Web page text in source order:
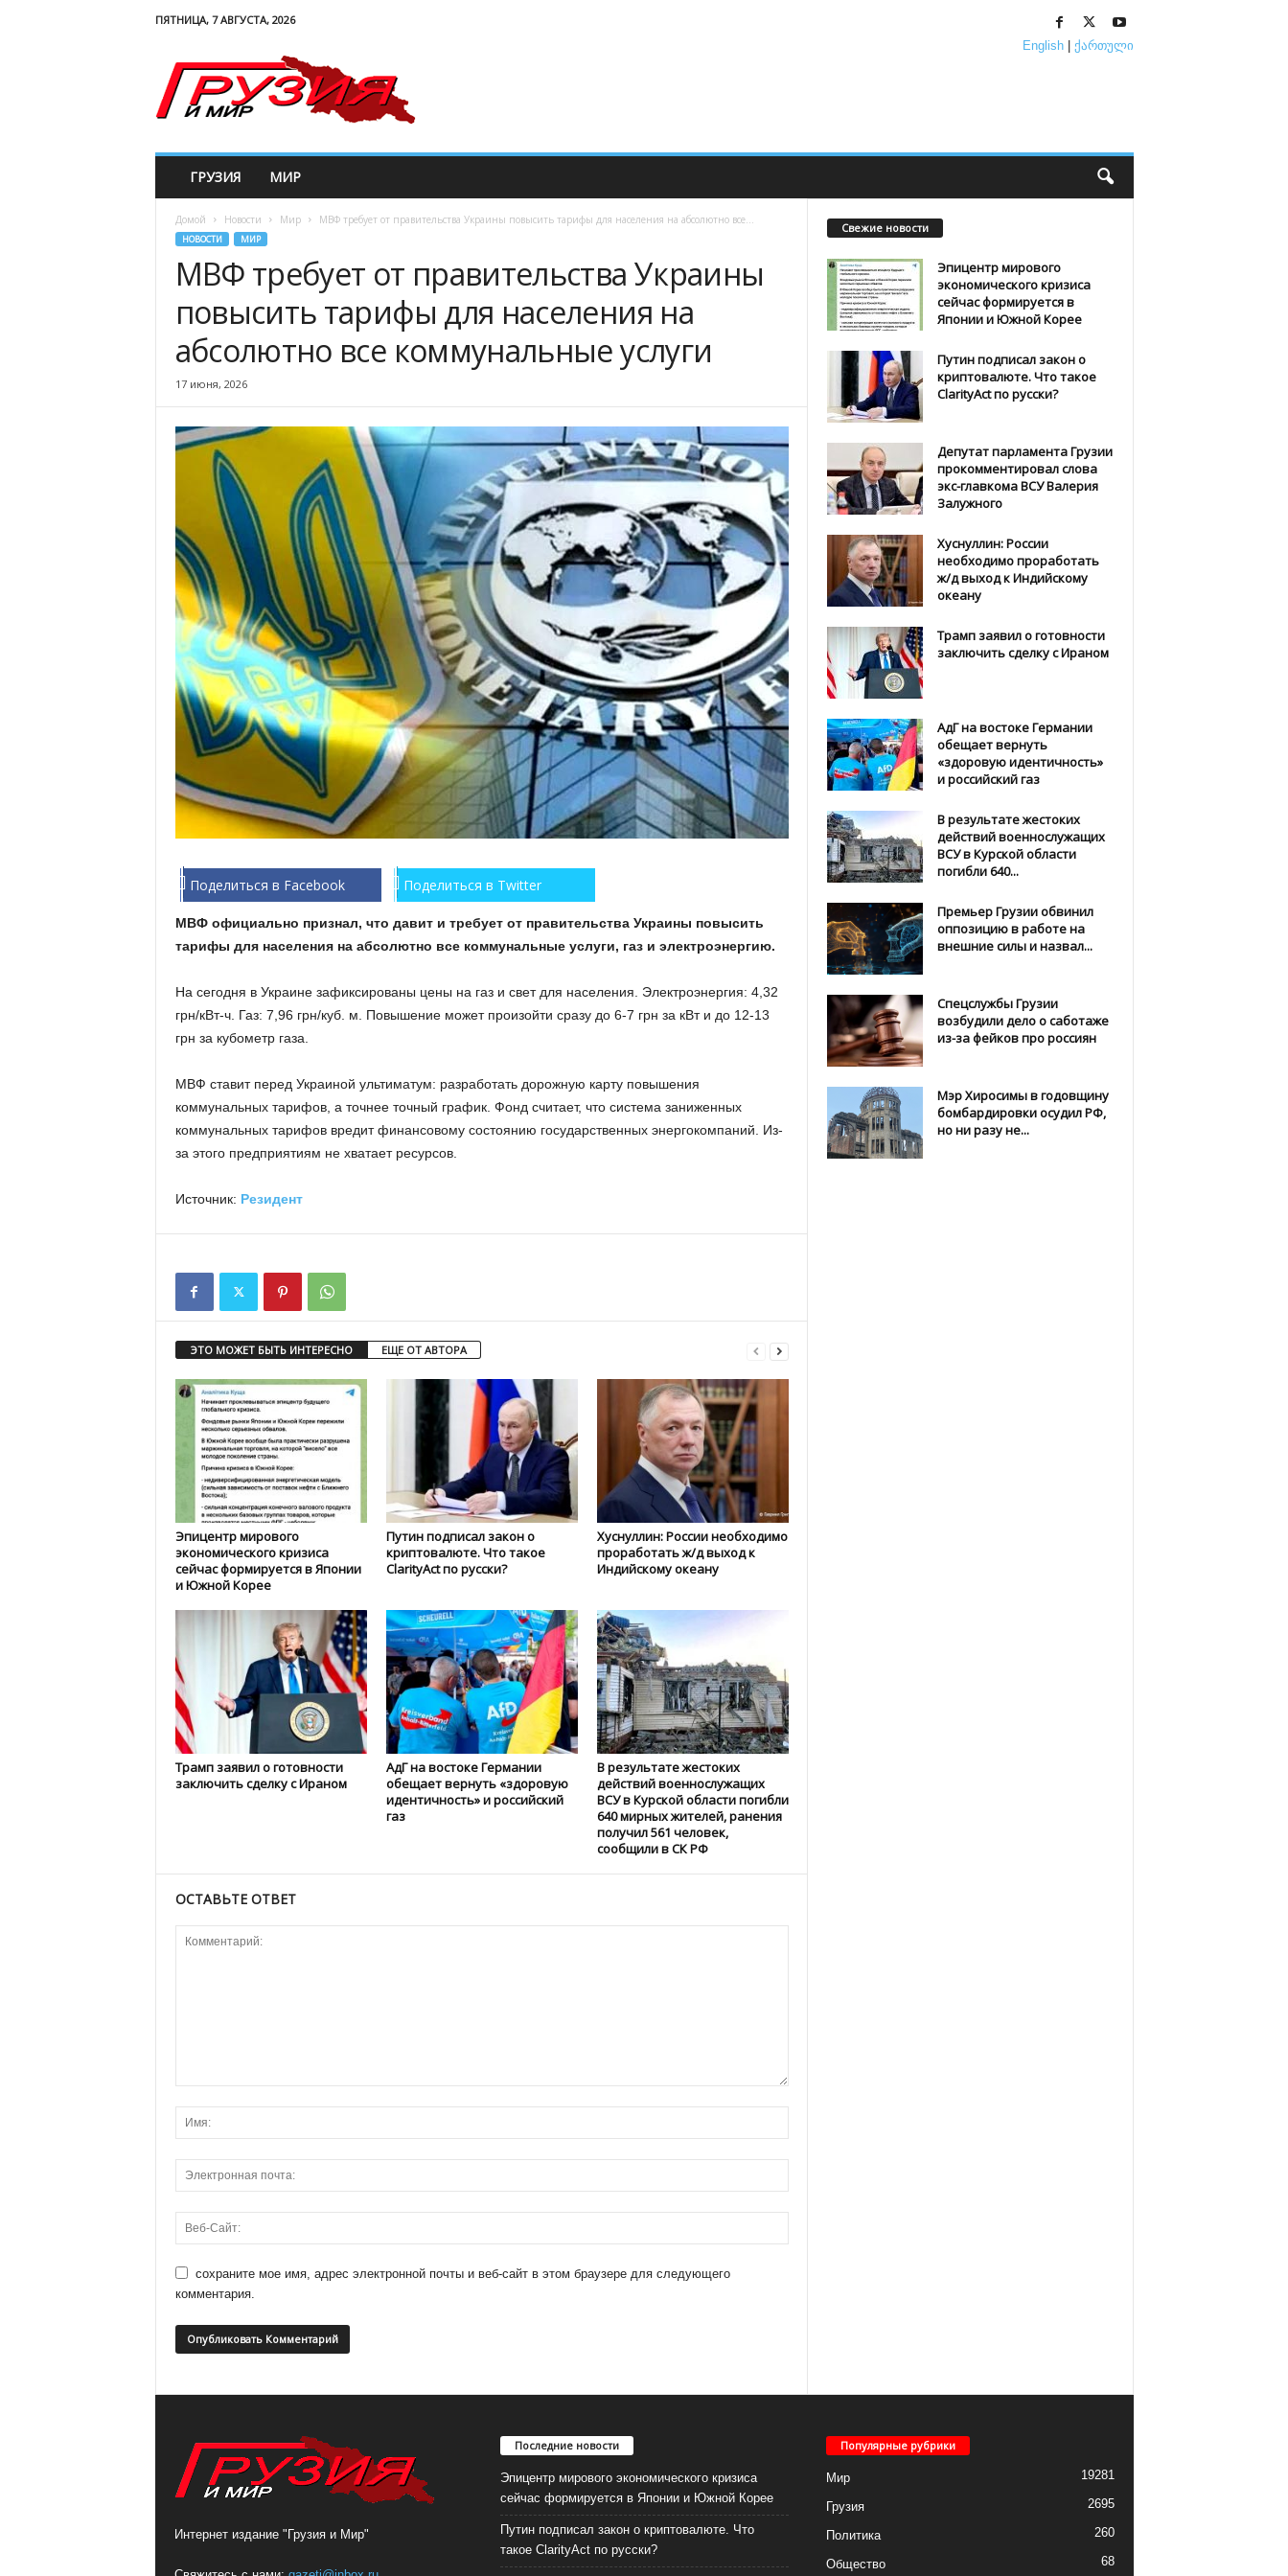
ПЯТНИЦА, 7 АВГУСТА, 2026
o
English| ქართული
ГРУЗИЯ МИР
Домой Новости Мир МВФ требует от правительства Украины повысить тарифы для населения на абсолютно все...
НОВОСТИ МИР
МВФ требует от правительства Украины
повысить тарифы для населения на
абсолютно все коммунальные услуги
17 июня, 2026
Поделиться в Facebook Поделиться в Twitter
МВФ официально признал, что давит и требует от правительства Украины повысить
тарифы для населения на абсолютно все коммунальные услуги, газ и электроэнергию.
На сегодня в Украине зафиксированы цены на газ и свет для населения. Электроэнергия: 4,32
грн/кВт-ч. Газ: 7,96 грн/куб. м. Повышение может произойти сразу до 6-7 грн за кВт и до 12-13
грн за кубометр газа.
МВФ ставит перед Украиной ультиматум: разработать дорожную карту повышения
коммунальных тарифов, а точнее точный график. Фонд считает, что система заниженных
коммунальных тарифов вредит финансовому состоянию государственных энергокомпаний. Из-
за этого предприятиям не хватает ресурсов.
Источник: Резидент
ЭТО МОЖЕТ БЫТЬ ИНТЕРЕСНО ЕЩЕ ОТ АВТОРА
Эпицентр мирового
экономического кризиса
сейчас формируется в Японии
и Южной Корее
Путин подписал закон о
криптовалюте. Что такое
ClarityAct по русски?
Хуснуллин: России необходимо
проработать ж/д выход к
Индийскому океану
Трамп заявил о готовности
заключить сделку с Ираном
АдГ на востоке Германии
обещает вернуть «здоровую
идентичность» и российский
газ
В результате жестоких
действий военнослужащих
ВСУ в Курской области погибли
640 мирных жителей, ранения
получил 561 человек,
сообщили в СК РФ
ОСТАВЬТЕ ОТВЕТ
сохраните мое имя, адрес электронной почты и веб-сайт в этом браузере для следующего
комментария.
Свежие новости
Эпицентр мирового
экономического кризиса
сейчас формируется в
Японии и Южной Корее
Путин подписал закон о
криптовалюте. Что такое
ClarityAct по русски?
Депутат парламента Грузии
прокомментировал слова
экс-главкома ВСУ Валерия
Залужного
Хуснуллин: России
необходимо проработать
ж/д выход к Индийскому
океану
Трамп заявил о готовности
заключить сделку с Ираном
АдГ на востоке Германии
обещает вернуть
«здоровую идентичность»
и российский газ
В результате жестоких
действий военнослужащих
ВСУ в Курской области
погибли 640...
Премьер Грузии обвинил
оппозицию в работе на
внешние силы и назвал...
Спецслужбы Грузии
возбудили дело о саботаже
из-за фейков про россиян
Мэр Хиросимы в годовщину
бомбардировки осудил РФ,
но ни разу не...
Интернет издание "Грузия и Мир"
Последние новости
Эпицентр мирового экономического кризиса
сейчас формируется в Японии и Южной Корее
Путин подписал закон о криптовалюте. Что
такое ClarityAct по русски?
Популярные рубрики
Мир 19281
Грузия 2695
Политика 260
Общество 68